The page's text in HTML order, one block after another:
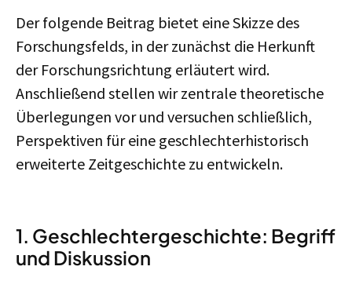
Der folgende Beitrag bietet eine Skizze des
Forschungsfelds, in der zunächst die Herkunft
der Forschungsrichtung erläutert wird.
Anschließend stellen wir zentrale theoretische
Überlegungen vor und versuchen schließlich,
Perspektiven für eine geschlechterhistorisch
erweiterte Zeitgeschichte zu entwickeln.
1. Geschlechtergeschichte: Begriff
und Diskussion